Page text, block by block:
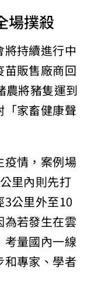
撲殺
持續進行中
販售廠商回
將豬隻運到
家畜健康聲
情，案例場
里內則先打
公里外至10
若發生在雲
量國內一線
專家、學者